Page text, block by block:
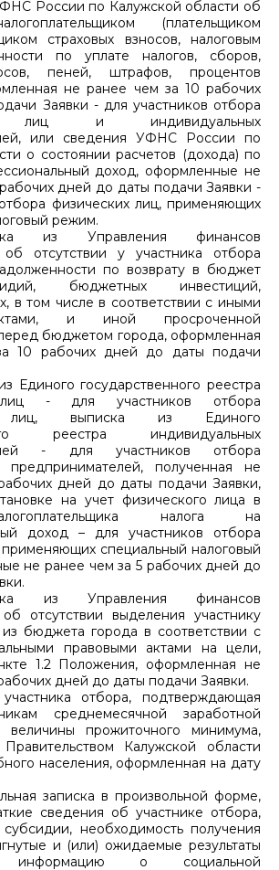
России по Калужской области об
(плательщиком
страховых взносов, налоговым
по уплате налогов, сборов,
пеней, штрафов, процентов
не ранее чем за 10 рабочих
Заявки - для участников отбора
лиц и индивидуальных
или сведения УФНС России по
о состоянии расчетов (дохода) по
доход, оформленные не
дней до даты подачи Заявки -
физических лиц, применяющих
режим.
из Управления финансов
отсутствии у участника отбора
по возврату в бюджет
бюджетных инвестиций,
в том числе в соответствии с иными
и иной просроченной
бюджетом города, оформленная
10 рабочих дней до даты подачи
Единого государственного реестра
лиц - для участников отбора
лиц, выписка из Единого
реестра индивидуальных
- для участников отбора
предпринимателей, полученная не
дней до даты подачи Заявки,
на учет физического лица в
налога на
доход – для участников отбора
специальный налоговый
не ранее чем за 5 рабочих дней до
из Управления финансов
отсутствии выделения участнику
бюджета города в соответствии с
правовыми актами на цели,
1.2 Положения, оформленная не
дней до даты подачи Заявки.
участника отбора, подтверждающая
среднемесячной заработной
прожиточного минимума,
Правительством Калужской области
населения, оформленная на дату
записка в произвольной форме,
сведения об участнике отбора,
необходимость получения
и (или) ожидаемые результаты
информацию о социальной